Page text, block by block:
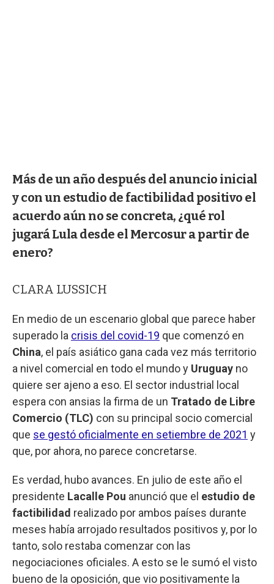
Más de un año después del anuncio inicial
y con un estudio de factibilidad positivo el
acuerdo aún no se concreta, ¿qué rol
jugará Lula desde el Mercosur a partir de
enero?
CLARA LUSSICH
En medio de un escenario global que parece haber
superado la crisis del covid-19 que comenzó en
China, el país asiático gana cada vez más territorio
a nivel comercial en todo el mundo y Uruguay no
quiere ser ajeno a eso. El sector industrial local
espera con ansias la firma de un Tratado de Libre
Comercio (TLC) con su principal socio comercial
que se gestó oficialmente en setiembre de 2021 y
que, por ahora, no parece concretarse.
Es verdad, hubo avances. En julio de este año el
presidente Lacalle Pou anunció que el estudio de
factibilidad realizado por ambos países durante
meses había arrojado resultados positivos y, por lo
tanto, solo restaba comenzar con las
negociaciones oficiales. A esto se le sumó el visto
bueno de la oposición, que vio positivamente la